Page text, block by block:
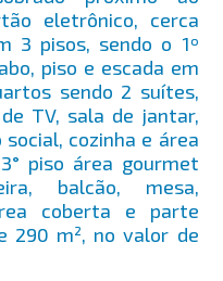
eletrônico, cerca
3 pisos, sendo o 1º
piso e escada em
sendo 2 suítes,
TV, sala de jantar,
cozinha e área
piso área gourmet
balcão, mesa,
coberta e parte
290 m², no valor de